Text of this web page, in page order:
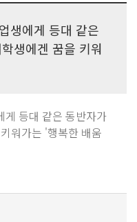
생에게 등대 같은
생에겐 꿈을 키워
게 등대 같은 동반자가
워가는 '행복한 배움